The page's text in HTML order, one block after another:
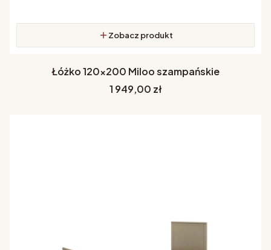
Zobacz produkt
Łóżko 120x200 Miloo szampańskie
Cena
1 949,00 zł